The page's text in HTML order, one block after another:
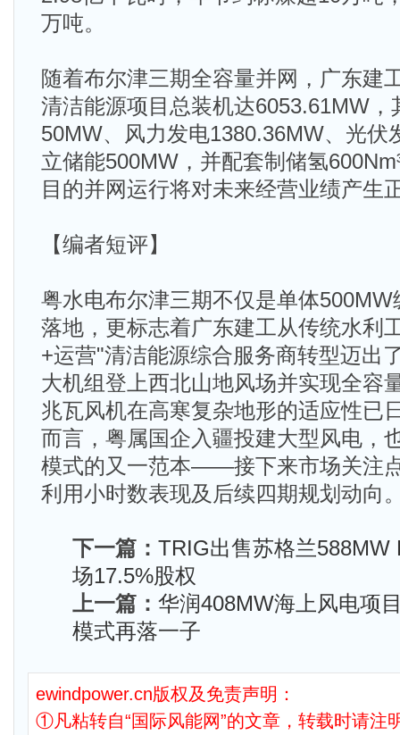
万吨。
随着布尔津三期全容量并网，广东建
清洁能源项目总装机达6053.61MW，
50MW、风力发电1380.36MW、光伏
立储能500MW，并配套制储氢
目的并网运行将对未来经营业绩产生
【编者短评】
粤水电布尔津三期不仅是单体
落地，更标志着广东建工从传统水利
+运营"清洁能源综合服务商转型迈出
大机组登上西北山地风场并实现全容
兆瓦风机在高寒复杂地形的适应性已
而言，粤属国企入疆投建大型风电，
模式的又一范本——接下来市场关注
利用小时数表现及后续四期规划动向
下一篇： TRIG出售苏格兰588MW
场17.5%股权
上一篇： 华润408MW海上风电项
模式再落一子
ewindpower.cn版权及免责声明：
①凡粘转自“国际风能网”的文章，转载时请注